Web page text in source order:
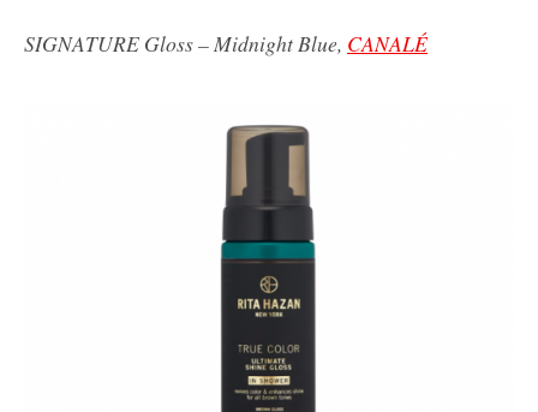
SIGNATURE Gloss – Midnight Blue, CANALÉ